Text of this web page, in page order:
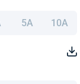
5A 10A